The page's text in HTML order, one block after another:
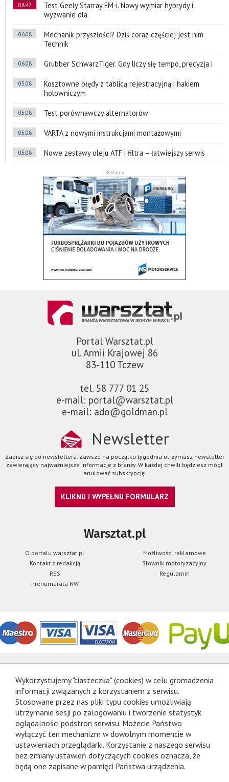
08:47
Test Geely Starray EM-i. Nowy wymiar hybrydy i
wyzwanie dla
06.08
Mechanik przyszłości? Dziś coraz częściej jest nim
Technik
06.08 Grubber SchwarzTiger. Gdy liczy się tempo, precyzja i
05.08
Kosztowne błędy z tablicą rejestracyjną i hakiem
holowniczym
05.08 Test porównawczy alternatorów
05.08 VARTA z nowymi instrukcjami montażowymi
05.08 Nowe zestawy oleju ATF i filtra – łatwiejszy serwis
Reklama
Portal Warsztat.pl
ul. Armii Krajowej 86
83-110 Tczew
tel. 58 777 01 25
e-mail: portal@warsztat.pl
e-mail: ado@goldman.pl
Newsletter
Zapisz się do newslettera. Zawsze na początku tygodnia otrzymasz newsletter
zawierający najważniejsze informacje z branży. W każdej chwili będziesz mógł
anulować subskrypcję.
KLIKNIJ I WYPEŁNIJ FORMULARZ
Warsztat.pl
O portalu warsztat.pl
Możliwości reklamowe
Kontakt z redakcją
Słownik motoryzacyjny
RSS
Regulamin
Prenumarata NW
Wykorzystujemy "ciasteczka" (cookies) w celu gromadzenia
informacji związanych z korzystaniem z serwisu.
Stosowane przez nas pliki typu cookies umożliwiają
utrzymanie sesji po zalogowaniu i tworzenie statystyk
oglądalności podstron serwisu. Możecie Państwo
wyłączyć ten mechanizm w dowolnym momencie w
ustawieniach przeglądarki. Korzystanie z naszego serwisu
bez zmiany ustawień dotyczących cookies oznacza, że
będą one zapisane w pamięci Państwa urządzenia.